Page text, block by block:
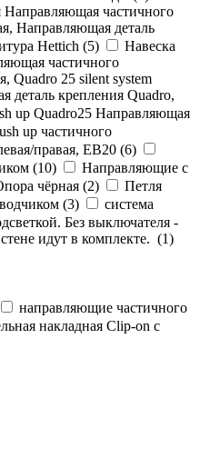
Направляющая частичного
Направляющая деталь
Hettich (5)
Навеска
частичного
Quadro 25 silent system
деталь крепления Quadro,
up Quadro25 Направляющая
up частичного
правая, ЕВ20 (6)
(10)
Направляющие с
чёрная (2)
Петля
(3)
система
Без выключателя -
идут в комплекте. (1)
направляющие частичного
накладная Clip-on с